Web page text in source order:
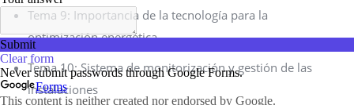
Tema 9: Importancia de la tecnología para la
optimización energética
Tema 10: Sistema de monitorización y gestión de las
instalaciones